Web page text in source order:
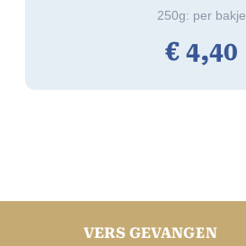
250g: per bakje
€4,40
VERS GEVANGEN